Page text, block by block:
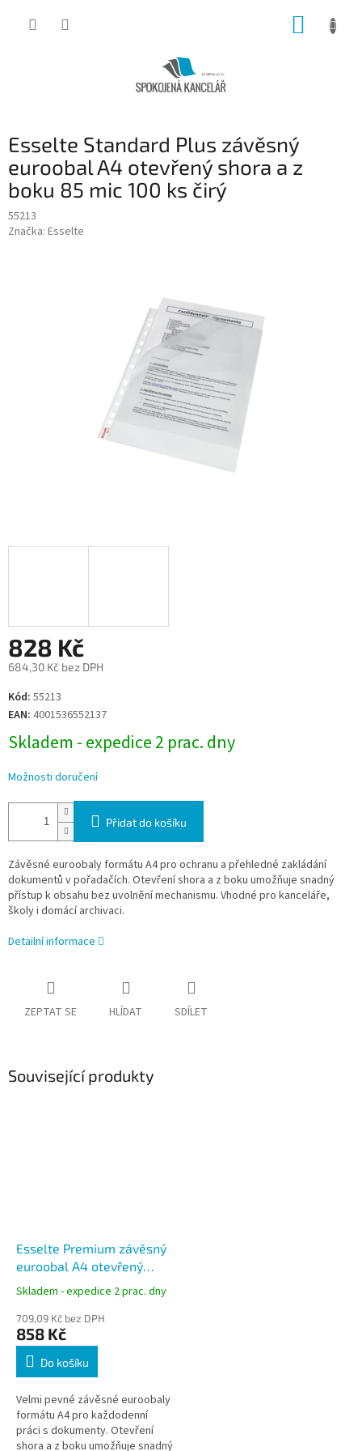
Esselte Standard Plus závěsný
euroobal A4 otevřený shora a z
boku 85 mic 100 ks čirý
55213
Značka: Esselte
828 Kč
684,30 Kč bez DPH
Měrná
cena:
Kód: 55213
EAN: 4001536552137
Skladem - expedice 2 prac. dny
Možnosti doručení
Přidat do košíku
Závěsné euroobaly formátu A4 pro ochranu a přehledné zakládání
dokumentů v pořadačích. Otevření shora a z boku umožňuje snadný
přístup k obsahu bez uvolnění mechanismu. Vhodné pro kanceláře,
školy i domácí archivaci.
Detailní informace
ZEPTAT SE HLÍDAT SDÍLET
Související produkty
Esselte Premium závěsný
euroobal A4 otevřený
shora a z boku 115 mic 100
Skladem - expedice 2 prac. dny
709,09 Kč bez DPH
858 Kč
Do košíku
Velmi pevné závěsné euroobaly
formátu A4 pro každodenní
práci s dokumenty. Otevření
shora a z boku umožňuje snadný